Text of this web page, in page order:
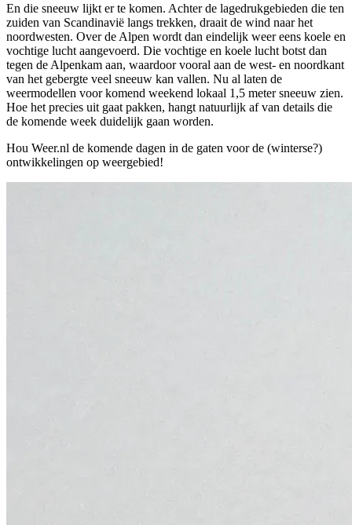
En die sneeuw lijkt er te komen. Achter de lagedrukgebieden die ten
zuiden van Scandinavië langs trekken, draait de wind naar het
noordwesten. Over de Alpen wordt dan eindelijk weer eens koele en
vochtige lucht aangevoerd. Die vochtige en koele lucht botst dan
tegen de Alpenkam aan, waardoor vooral aan de west- en noordkant
van het gebergte veel sneeuw kan vallen. Nu al laten de
weermodellen voor komend weekend lokaal 1,5 meter sneeuw zien.
Hoe het precies uit gaat pakken, hangt natuurlijk af van details die
de komende week duidelijk gaan worden.
Hou Weer.nl de komende dagen in de gaten voor de (winterse?)
ontwikkelingen op weergebied!